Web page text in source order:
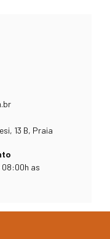
13 B, Praia
as